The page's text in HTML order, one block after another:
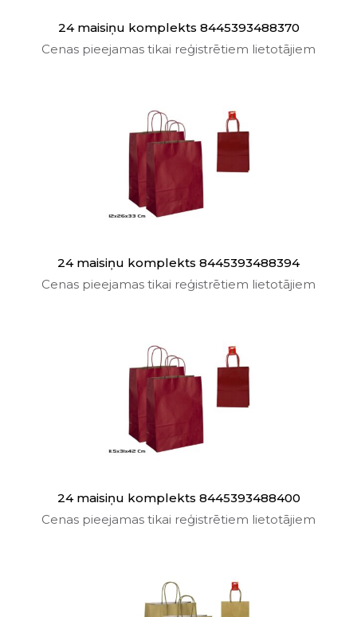
24 maisiņu komplekts 8445393488370
Cenas pieejamas tikai reģistrētiem lietotājiem
24 maisiņu komplekts 8445393488394
Cenas pieejamas tikai reģistrētiem lietotājiem
24 maisiņu komplekts 8445393488400
Cenas pieejamas tikai reģistrētiem lietotājiem